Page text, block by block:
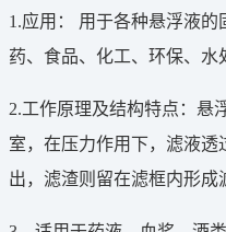
1.应用： 用于各种悬浮液
药、食品、化工、环保、水
2.工作原理及结构特点：悬
室，在压力作用下，滤液
出，滤渣则留在滤框内形